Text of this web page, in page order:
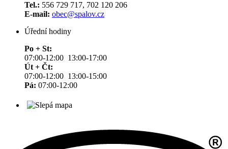
Tel.: 556 729 717, 702 120 206
E-mail: obec@spalov.cz
Úřední hodiny
Po + St:
07:00-12:00 13:00-17:00
Út + Čt:
07:00-12:00 13:00-15:00
Pá: 07:00-12:00